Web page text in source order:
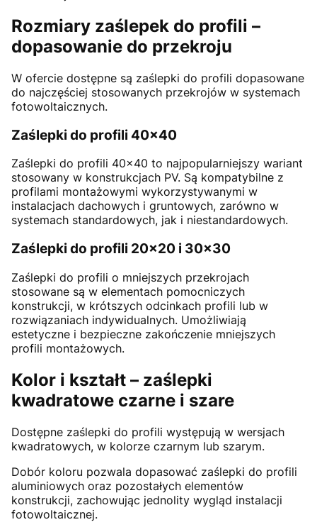
Rozmiary zaślepek do profili –
dopasowanie do przekroju
W ofercie dostępne są zaślepki do profili dopasowane
do najczęściej stosowanych przekrojów w systemach
fotowoltaicznych.
Zaślepki do profili 40x40
Zaślepki do profili 40x40 to najpopularniejszy wariant
stosowany w konstrukcjach PV. Są kompatybilne z
profilami montażowymi wykorzystywanymi w
instalacjach dachowych i gruntowych, zarówno w
systemach standardowych, jak i niestandardowych.
Zaślepki do profili 20x20 i 30x30
Zaślepki do profili o mniejszych przekrojach
stosowane są w elementach pomocniczych
konstrukcji, w krótszych odcinkach profili lub w
rozwiązaniach indywidualnych. Umożliwiają
estetyczne i bezpieczne zakończenie mniejszych
profili montażowych.
Kolor i kształt – zaślepki
kwadratowe czarne i szare
Dostępne zaślepki do profili występują w wersjach
kwadratowych, w kolorze czarnym lub szarym.
Dobór koloru pozwala dopasować zaślepki do profili
aluminiowych oraz pozostałych elementów
konstrukcji, zachowując jednolity wygląd instalacji
fotowoltaicznej.